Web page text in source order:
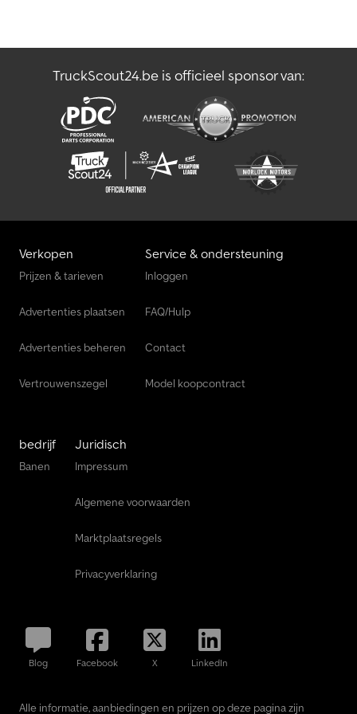
TruckScout24.be is officieel sponsor van:
Verkopen
Prijzen & tarieven
Advertenties plaatsen
Advertenties beheren
Vertrouwenszegel
Service & ondersteuning
Inloggen
FAQ/Hulp
Contact
Model koopcontract
bedrijf
Banen
Juridisch
Impressum
Algemene voorwaarden
Marktplaatsregels
Privacyverklaring
Blog Facebook X LinkedIn
Alle informatie, aanbiedingen en prijzen op deze pagina zijn